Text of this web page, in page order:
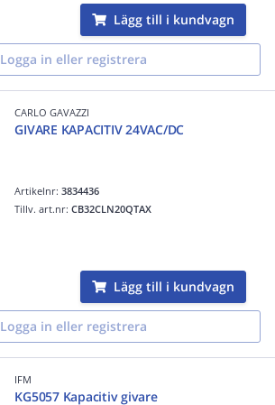
Lägg till i kundvagn
Logga in eller registrera
CARLO GAVAZZI
GIVARE KAPACITIV 24VAC/DC
Artikelnr:3834436
Tillv. art.nr:CB32CLN20QTAX
Lägg till i kundvagn
Logga in eller registrera
IFM
KG5057 Kapacitiv givare